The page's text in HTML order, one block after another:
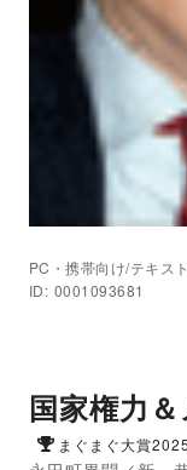
PC・携帯向け/テキス
ID: 0001093681
国家権力
まぐまぐ大賞